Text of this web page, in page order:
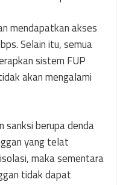
mendapatkan akses
Selain itu, semua
sistem FUP
akan mengalami
sanksi berupa denda
yang telat
maka sementara
tidak dapat